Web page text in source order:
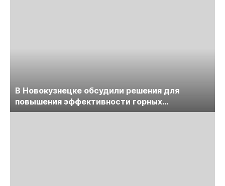
В Новокузнецке обсудили решения для
повышения эффективности горных
предприятий